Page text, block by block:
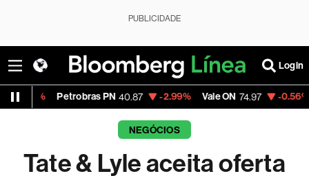
PUBLICIDADE
Login
Petrobras PN 40.87 -2.99% Vale ON 74.97 -0.56% Itaú PN
NEGÓCIOS
Tate & Lyle aceita oferta